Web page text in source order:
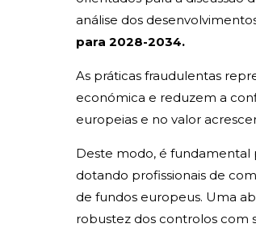
análise dos
para 2028-2034.
As práticas fraudulentas
económica e reduzem a
europeias e no valor
Deste modo, é fundamental
dotando profissionais de
de fundos europeus. Uma
robustez dos controlos com